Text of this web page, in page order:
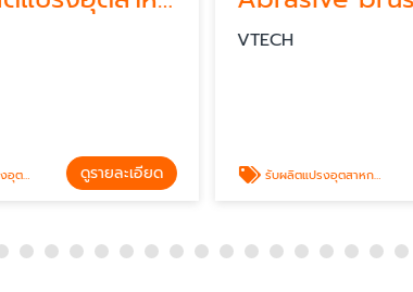
ดูรายละเอียด
VTECH
รับผลิตแปรงอุตสาหกรรมลบครีบชิ้นงาน